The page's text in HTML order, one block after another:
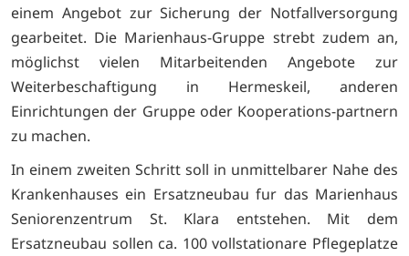
einem Angebot zur Sicherung der Notfallversorgung
gearbeitet. Die Marienhaus-Gruppe strebt zudem an,
möglichst vielen Mitarbeitenden Angebote zur
Weiterbeschaftigung in Hermeskeil, anderen
Einrichtungen der Gruppe oder Kooperations-partnern
zu machen.
In einem zweiten Schritt soll in unmittelbarer Nahe des
Krankenhauses ein Ersatzneubau fur das Marienhaus
Seniorenzentrum St. Klara entstehen. Mit dem
Ersatzneubau sollen ca. 100 vollstationare Pflegeplatze